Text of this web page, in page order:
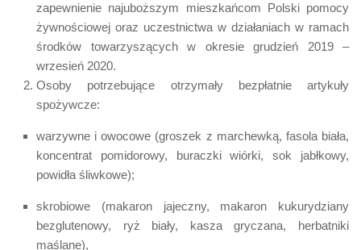
zapewnienie najuboższym mieszkańcom Polski pomocy
żywnościowej oraz uczestnictwa w działaniach w ramach
środków towarzyszących w okresie grudzień 2019 –
wrzesień 2020.
Osoby potrzebujące otrzymały bezpłatnie artykuły
spożywcze:
warzywne i owocowe (groszek z marchewką, fasola biała,
koncentrat pomidorowy, buraczki wiórki, sok jabłkowy,
powidła śliwkowe);
skrobiowe (makaron jajeczny, makaron kukurydziany
bezglutenowy, ryż biały, kasza gryczana, herbatniki
maślane),